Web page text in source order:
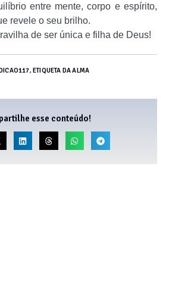
entre mente, corpo e espírito,
revele o seu brilho.
de ser única e filha de Deus!
, ETIQUETA DA ALMA
esse conteúdo!